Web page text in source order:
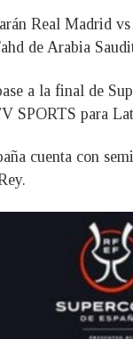
Real Madrid
de Arabia
a la final de
SPORTS para
cuenta con